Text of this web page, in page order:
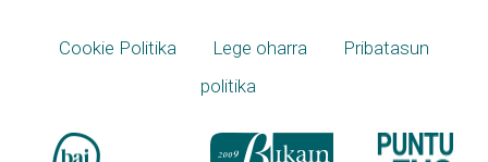
Cookie Politika Lege oharra
Pribatasun
politika